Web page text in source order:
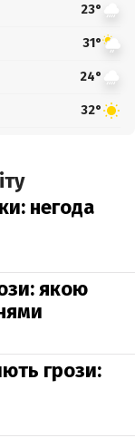
23°
31°
24°
32°
негода
якою
грози: